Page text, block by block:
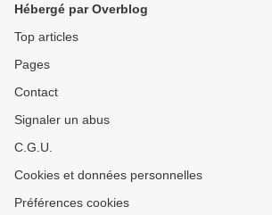
Hébergé par Overblog
Top articles
Pages
Contact
Signaler un abus
C.G.U.
Cookies et données personnelles
Préférences cookies